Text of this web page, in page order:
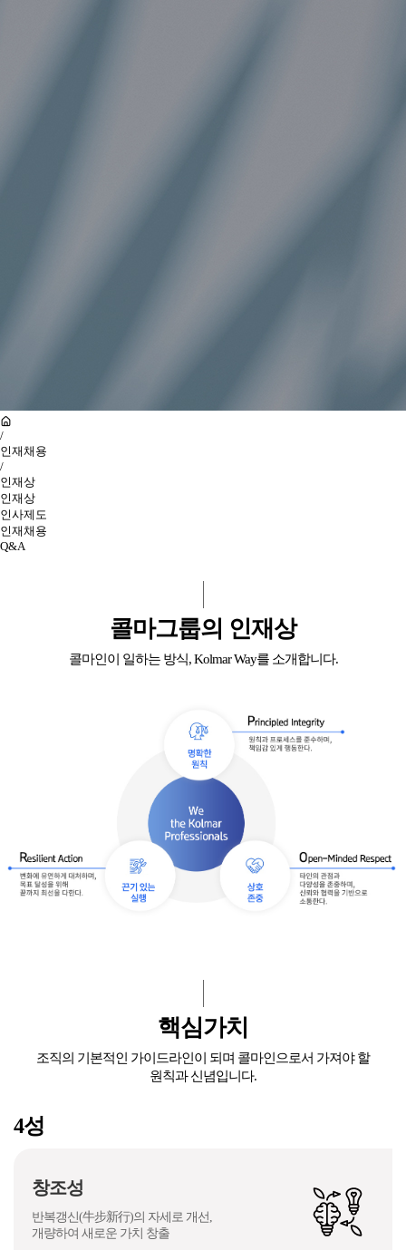
/
인재채용
/
인재상
인재상
인사제도
인재채용
Q&A
콜마그룹의 인재상
콜마인이 일하는 방식, Kolmar Way를 소개합니다.
핵심가치
조직의 기본적인 가이드라인이 되며 콜마인으로서 가져야 할
원칙과 신념입니다.
4성
창조성
반복갱신(牛步新行)의 자세로 개선,
개량하여 새로운 가치 창출